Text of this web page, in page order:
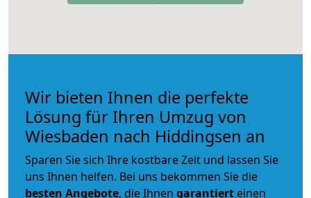
Wir bieten Ihnen die perfekte
Lösung für Ihren Umzug von
Wiesbaden nach Hiddingsen an
Sparen Sie sich Ihre kostbare Zeit und lassen Sie
uns Ihnen helfen. Bei uns bekommen Sie die
besten Angebote, die Ihnen garantiert einen